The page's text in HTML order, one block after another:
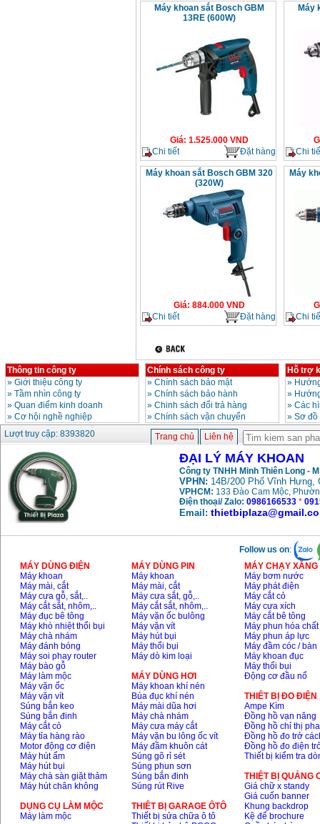
Máy khoan sắt Bosch GBM
13RE (600W)
Giá: 1.525.000VND
Chi tiết
Đặt hàng
Máy
Chi
Máy khoan sắt Bosch GBM 320
(320W)
Giá: 884.000VND
Chi tiết
Đặt hàng
Máy
Chi
Thông tin công ty
» Giới thiệu công ty
» Tầm nhìn công ty
» Quan điểm kinh doanh
» Cơ hội nghề nghiệp
Chính sách công ty
» Chính sách bảo mật
» Chính sách bảo hành
» Chinh sách đổi trả hàng
» Chính sách vận chuyển
Hỗ trợ
»
»
» Các
» Sơ
Lượt truy cập: 8393820
Trang chủ Liên hệ
ĐẠI LÝ MÁY KHOAN
Công ty TNHH Minh Thiên Long -
VPHN: 14B/200 Phố Vĩnh Hưng,
VPHCM: 133 Đào Cam Mộc,
Điện thoại/ Zalo: 0986166533 *
Email:
Follow us on:
MÁY DÙNG ĐIỆN
Máy khoan
Máy mài, cắt
Máy cưa gỗ, sắt,..
Máy cắt sắt, nhôm,..
Máy đục bê tông
Máy khò nhiệt thổi bụi
Máy chà nhám
Máy đánh bóng
Máy soi phay router
Máy bào gỗ
Máy làm mộc
Máy vặn ốc
Máy vặn vít
Súng bắn keo
Súng bắn đinh
Máy cắt cỏ
Máy tỉa hàng rào
Motor động cơ điện
Máy hút ẩm
Máy hút bụi
Máy chà sàn giặt thảm
Máy hút chân không
DỤNG CỤ LÀM MỘC
Máy làm mộc
MÁY DÙNG PIN
Máy khoan
Máy mài, cắt
Máy cưa sắt, gỗ,..
Máy cắt sắt, nhôm,..
Máy vặn ốc bulông
Máy vặn vít
Máy hút bụi
Máy thổi bụi
Máy dò kim loại
MÁY DÙNG HƠI
Máy khoan khí nén
Búa đục khí nén
Máy mài dũa hơi
Máy chà nhám
Máy cưa máy cắt
Máy vặn bu lông ốc vít
Máy đầm khuôn cát
Súng gõ rỉ sét
Súng phun sơn
Súng bắn đinh
Súng rút Rive
THIÊT BỊ GARAGE ÔTÔ
Thiết bị sửa chữa ô tô
MÁY CHẠY
Máy bơm nước
Máy phát điện
Máy cắt cỏ
Máy cưa xích
Máy cắt bê tông
Máy phun hóa chất
Máy phun áp lực
Máy đầm cóc / bàn
Máy khoan đục
Máy thổi bụi
Động cơ đầu nổ
THIÊT BỊ ĐO ĐIỆN
Ampe Kìm
Đồng hồ vạn năng
Đồng hồ chỉ thị pha
Đồng hồ đo trở
Đồng hồ đo điện
Thiết bị kiểm tra
THIỆT BỊ QUẢNG
Giá chữ x standy
Giá cuốn banner
Khung backdrop
Kệ để brochure